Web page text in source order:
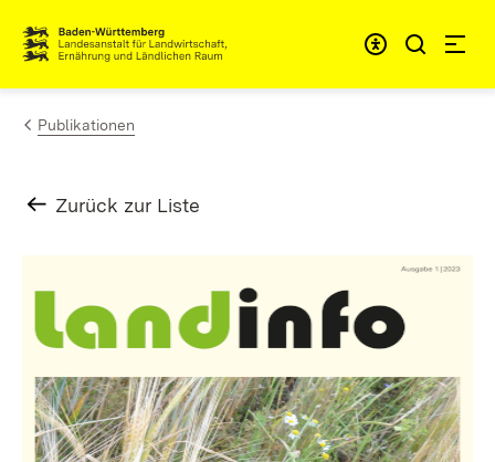
Zum Inhalt springen
Link zur Startseite
Publikationen
Zurück zur Liste